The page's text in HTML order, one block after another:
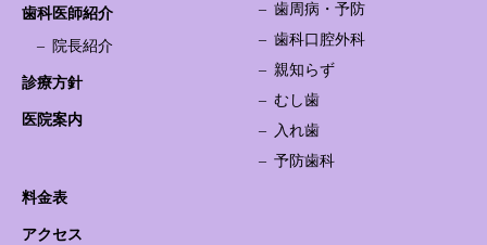
歯科医師紹介
院長紹介
診療方針
医院案内
歯周病・予防
歯科口腔外科
親知らず
むし歯
入れ歯
予防歯科
料金表
アクセス